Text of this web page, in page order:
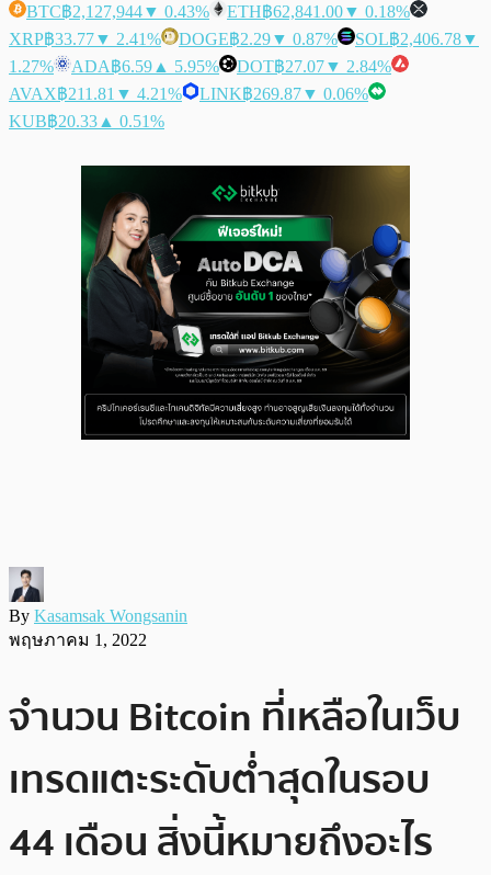
BTC฿2,127,944▼ 0.43% ETH฿62,841.00▼ 0.18%
XRP฿33.77▼ 2.41% DOGE฿2.29▼ 0.87% SOL฿2,406.78▼
1.27%
ADA฿6.59 ▲ 5.95% DOT฿27.07▼ 2.84%
AVAX฿211.81 ▼ 4.21% LINK฿269.87▼ 0.06%
KUB฿20.33 ▲ 0.51%
By Kasamsak Wongsanin
พฤษภาคม 1, 2022
จำนวน Bitcoin ที่เหลือในเว็บ
เทรดแตะระดับต่ำสุดในรอบ
44 เดือน สิ่งนี้หมายถึงอะไร